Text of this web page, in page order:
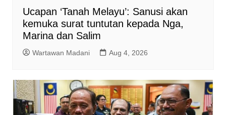
Ucapan ‘Tanah Melayu’: Sanusi akan
kemuka surat tuntutan kepada Nga,
Marina dan Salim
Wartawan Madani Aug 4, 2026